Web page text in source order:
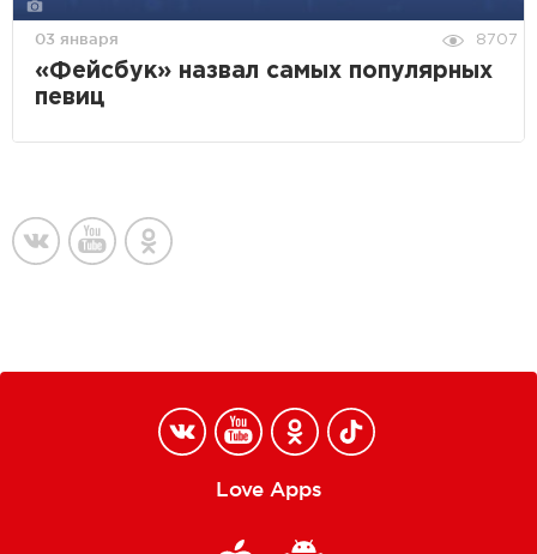
03 января 8707
«Фейсбук» назвал самых популярных
певиц
Love Apps